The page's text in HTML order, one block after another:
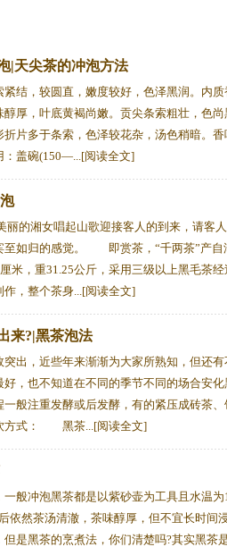
|天尖茶的冲泡方法
结，较圆直，嫩度较好，色泽黑润。内质
厚，叶底黄褐尚嫩。贡尖条索粗壮，色尚
片多于条索，色泽较花杂，汤色稍暗。香
盖碗(150—...[阅读全文]
的湘女唱起山歌迎接客人的到来，请客人
至如归的感觉。 即赏茶，“千两茶”产自
米，重31.25公斤，采用三级以上黑毛茶经
，整个茶身...[阅读全文]
来?|黑茶泡法
出，近些年来渐渐为大家所熟知，但还有
，也不知道在不同的季节不同的场合安化
般注重发酵或后发酵，有的紧压成砖茶、
式： 黑茶...[阅读全文]
般冲泡黑茶都是以紫砂壶为工具且水温为
依然茶汤清澈，茶味醇厚，但不宜长时间
是黑茶的烹煮法，你们清楚吗?其实黑茶